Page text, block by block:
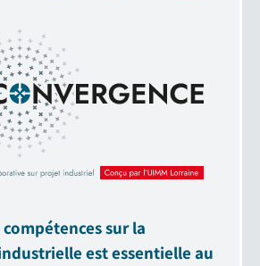
sur la
est essentielle au